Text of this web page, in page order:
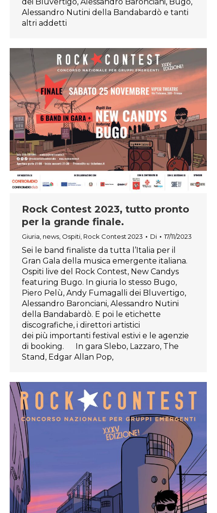
Alessandro Nutini della Bandabardò e tanti
altri addetti
Rock Contest 2023, tutto pronto
per la grande finale.
Giuria, news, Ospiti, Rock Contest 2023 Di 17/11/2023
Sei le band finaliste da tutta l’Italia per il
Gran Gala della musica emergente italiana.
Ospiti live del Rock Contest, New Candys
featuring Bugo. In giuria lo stesso Bugo,
Piero Pelù, Andy Fumagalli dei Bluvertigo,
Alessandro Baronciani, Alessandro Nutini
della Bandabardò. E poi le etichette
discografiche, i direttori artistici
dei più importanti festival estivi e le agenzie
di booking. In gara Slebo, Lazzaro, The
Stand, Edgar Allan Pop,